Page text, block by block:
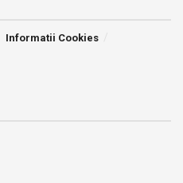
Informatii Cookies